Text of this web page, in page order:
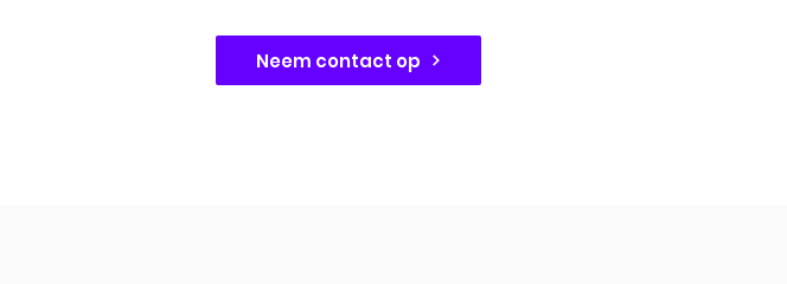
Neem contact op